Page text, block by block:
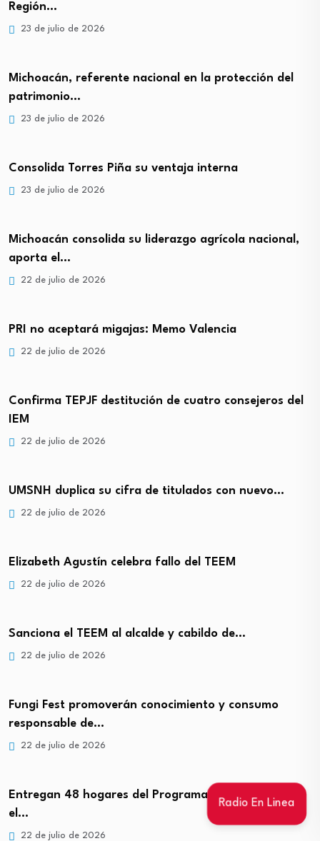
Radio En Linea
Región…
23 de julio de 2026
Michoacán, referente nacional en la protección del
patrimonio…
23 de julio de 2026
Consolida Torres Piña su ventaja interna
23 de julio de 2026
Michoacán consolida su liderazgo agrícola nacional,
aporta el…
22 de julio de 2026
PRI no aceptará migajas: Memo Valencia
22 de julio de 2026
Confirma TEPJF destitución de cuatro consejeros del
IEM
22 de julio de 2026
UMSNH duplica su cifra de titulados con nuevo…
22 de julio de 2026
Elizabeth Agustín celebra fallo del TEEM
22 de julio de 2026
Sanciona el TEEM al alcalde y cabildo de…
22 de julio de 2026
Fungi Fest promoverán conocimiento y consumo
responsable de…
22 de julio de 2026
Entregan 48 hogares del Programa Vivienda para
el…
22 de julio de 2026